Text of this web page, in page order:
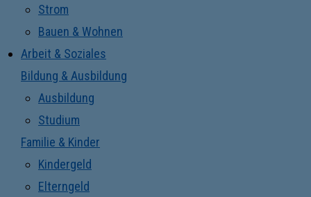
Strom
Bauen & Wohnen
Arbeit & Soziales
Bildung & Ausbildung
Ausbildung
Studium
Familie & Kinder
Kindergeld
Elterngeld